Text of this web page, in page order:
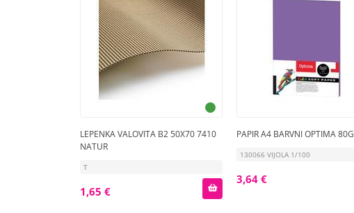
LEPENKA VALOVITA B2 50X70 7410
NATUR
T
1,65 €
PAPIR A4 BARVNI OPTIMA 80G
130066 VIJOLA 1/100
3,64 €